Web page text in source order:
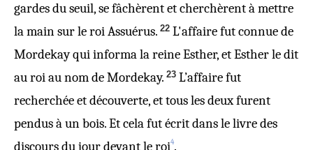
gardes du seuil, se fâchèrent et cherchèrent à mettre
la main sur le roi Assuérus. 22 L'affaire fut connue de
Mordekay qui informa la reine Esther, et Esther le dit
au roi au nom de Mordekay. 23 L’affaire fut
recherchée et découverte, et tous les deux furent
pendus à un bois. Et cela fut écrit dans le livre des
discours du jour devant le roi4.